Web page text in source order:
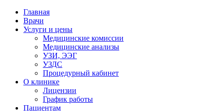
Главная
Врачи
Услуги и цены
Медицинские комиссии
Медицинские анализы
УЗИ, ЭЭГ
УЗДС
Процедурный кабинет
О клинике
Лицензии
График работы
Пациентам